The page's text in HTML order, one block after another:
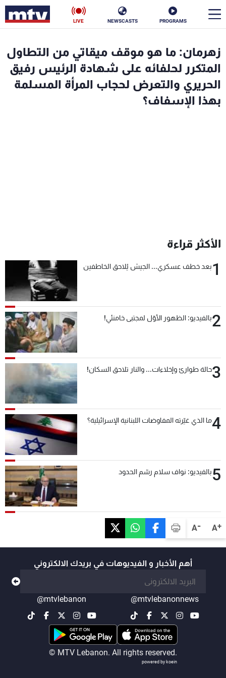
PROGRAMS
NEWSCASTS
LIVE
A+
A-
زهرمان: ما هو موقف ميقاتي من التطاول
المتكرر لحلفائه على شهادة الرئيس رفيق
الحريري والتعرض لحجاب المرأة المسلمة
بهذا الإسفاف؟
الأكثر قراءة
1بعد خطف عسكري... الجيش يُلاحق الخاطفين
2بالفيديو: الظهور الأوّل لمجتبى خامنئي!
3حالة طوارئ وإخلاءات... والنار تلاحق السكان!
4ما الذي غيّرته المفاوضات اللبنانية الإسرائيلية؟
5بالفيديو: نواف سلام رسّم الحدود
أهم الأخبار و الفيديوهات في بريدك الالكتروني
@mtvlebanonnews
@mtvlebanon
© MTV Lebanon. All rights reserved.
powered by koein
الأخبار
سياسة ناس
شاهد البرامج
الترددات
لاعلاناتكم
شروط الإسـتخدام
سياسة الخصوصية